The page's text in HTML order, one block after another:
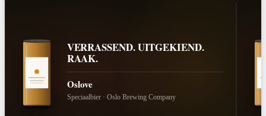
VERRASSEND. UITGEKIEND.
RAAK.
Oslove
Speciaalbier · Oslo Brewing Company